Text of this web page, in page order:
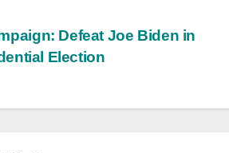
Defeat Joe Biden in
Election